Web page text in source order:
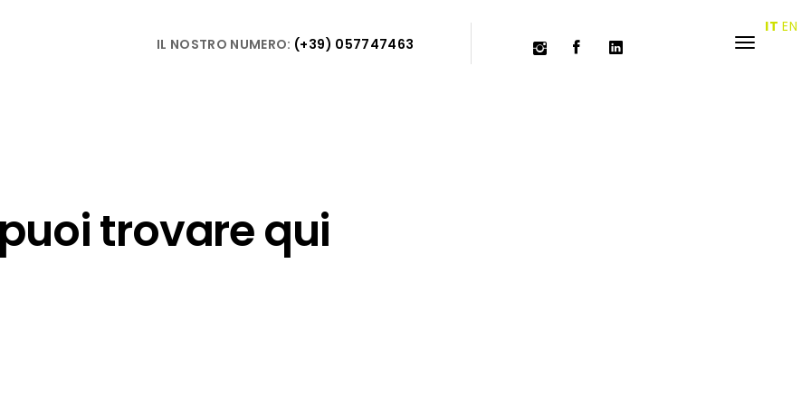
IL NOSTRO NUMERO: (+39) 057747463
trovare qui
IT EN